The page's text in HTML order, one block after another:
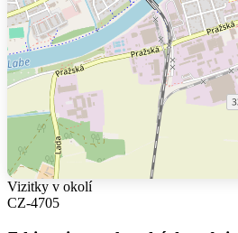
Vizitky v okolí
CZ-4705